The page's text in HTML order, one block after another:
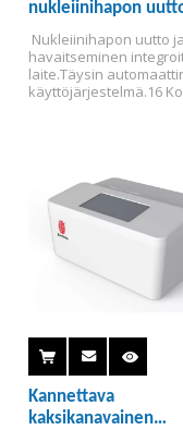
nukleiinihapon
havaitseminen
kone BTK-16
Nukleiinihapon uutto ja
havaitseminen
laite.Täysin
käyttöjärjestelmä.16
Kannettava
kaksikanavainen